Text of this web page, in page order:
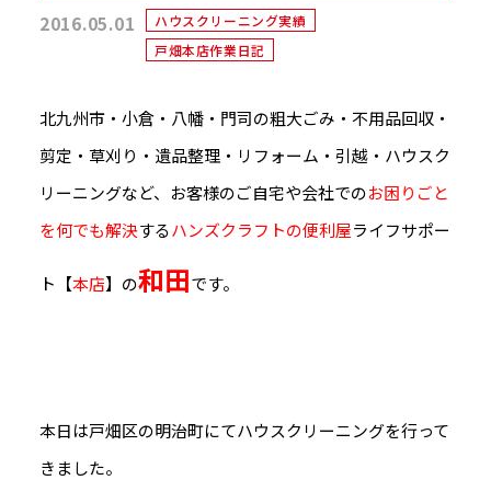
2016.05.01
ハウスクリーニング実績
戸畑本店作業日記
北九州市・小倉・八幡・門司の粗大ごみ・不用品回収・
剪定・草刈り・遺品整理・リフォーム・引越・ハウスク
リーニングなど、お客様のご自宅や会社でのお困りごと
を何でも解決するハンズクラフトの便利屋ライフサポー
ト【本店】の和田です。
本日は戸畑区の明治町にてハウスクリーニングを行って
きました。